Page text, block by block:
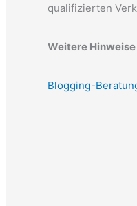
qualifizierten
Weitere Hinweise
Blogging-